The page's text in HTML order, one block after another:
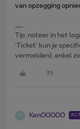
van opzegging
Tip: noteer in het
'Ticket' kun je
vermelden), enkel
K Ken00000